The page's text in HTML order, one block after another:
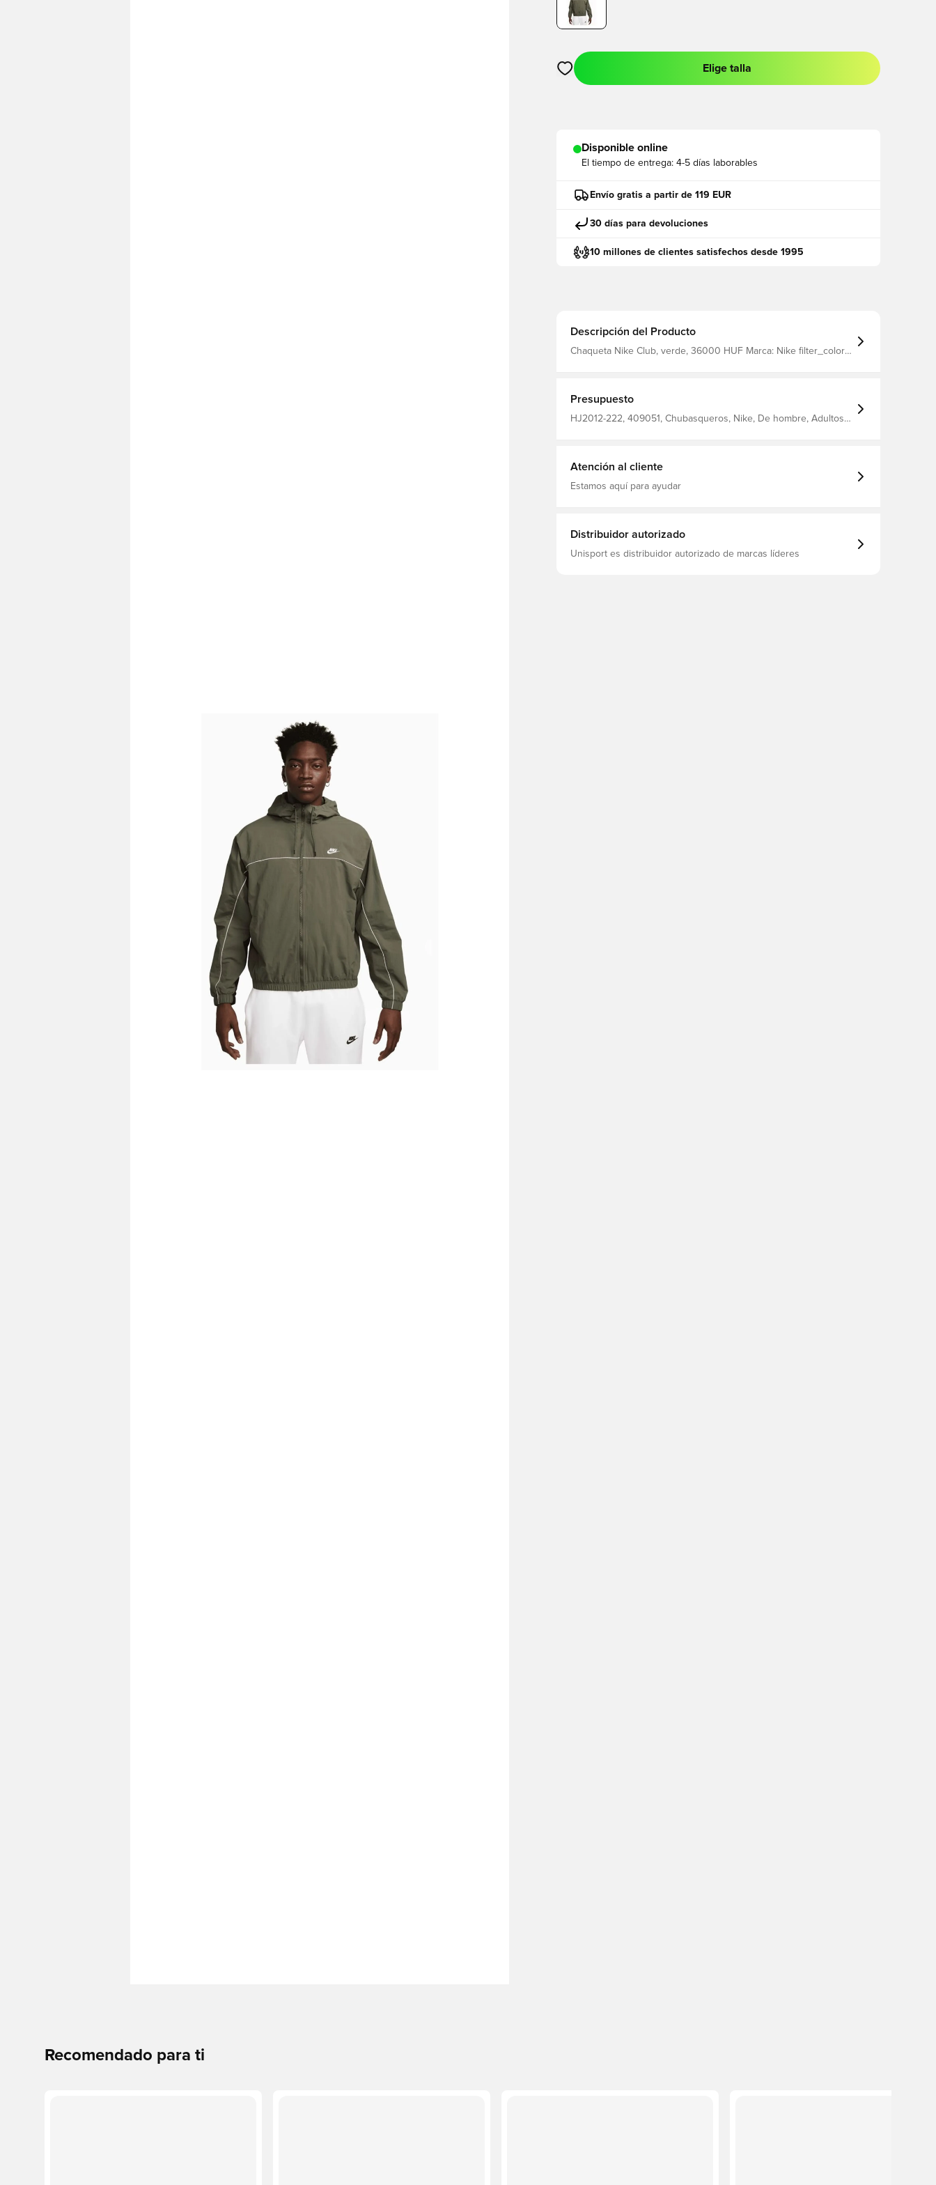
Abre un modal para iniciar sesión o registrarse como miembro
Elige talla
Disponible online
El tiempo de entrega: 4-5 días laborables
Envío gratis a partir de 119 EUR
30 días para devoluciones
10 millones de clientes satisfechos desde 1995
Descripción del Producto
Chaqueta Nike Club, verde, 36000 HUF Marca: Nike filter_colors:
Presupuesto
HJ2012-222, 409051, Chubasqueros, Nike, De hombre, Adultos,
Atención al cliente
Estamos aquí para ayudar
Distribuidor autorizado
Unisport es distribuidor autorizado de marcas líderes
Recomendado para ti